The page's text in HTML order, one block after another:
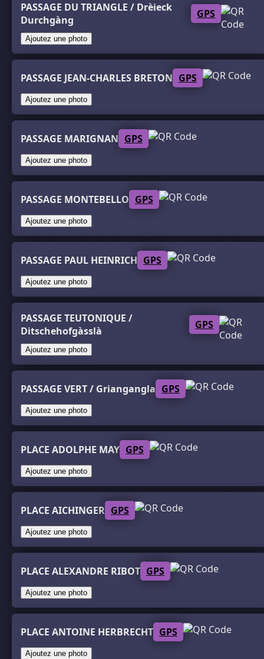
PASSAGE DU TRIANGLE / Drèieck
Durchgàng
GPS
Ajoutez une photo
PASSAGE JEAN-CHARLES BRETON GPS
Ajoutez une photo
PASSAGE MARIGNAN GPS
Ajoutez une photo
PASSAGE MONTEBELLO GPS
Ajoutez une photo
PASSAGE PAUL HEINRICH GPS
Ajoutez une photo
PASSAGE TEUTONIQUE /
Ditschehofgàsslà
GPS
Ajoutez une photo
PASSAGE VERT / Griangangla GPS
Ajoutez une photo
PLACE ADOLPHE MAY GPS
Ajoutez une photo
PLACE AICHINGER GPS
Ajoutez une photo
PLACE ALEXANDRE RIBOT GPS
Ajoutez une photo
PLACE ANTOINE HERBRECHT GPS
Ajoutez une photo